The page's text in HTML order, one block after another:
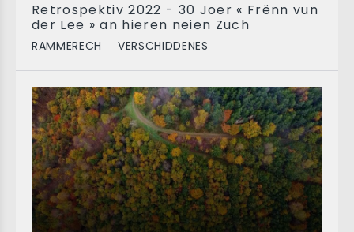
Retrospektiv 2022 - 30 Joer « Frënn vun
der Lee » an hieren neien Zuch
RAMMERECH VERSCHIDDENES